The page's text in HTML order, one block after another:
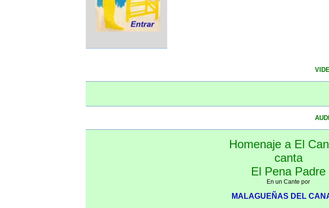
Homenaje a El
canta
El Pena Padre
En un Cante por
MALAGUEÑAS DEL